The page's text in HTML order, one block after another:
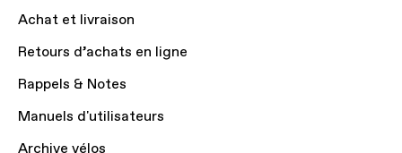
Achat et livraison
Retours d’achats en ligne
Rappels & Notes
Manuels d'utilisateurs